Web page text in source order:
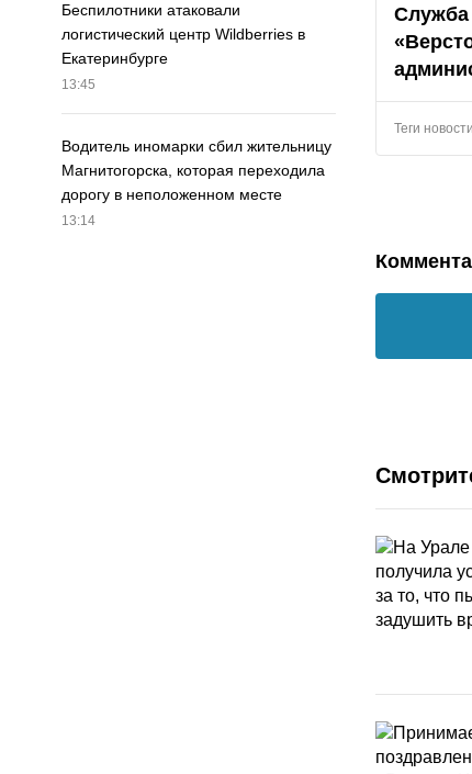
Беспилотники атаковали
логистический центр Wildberries в
Екатеринбурге
13:45
Водитель иномарки сбил жительницу
Магнитогорска, которая переходила
дорогу в неположенном месте
13:14
Служба
Теги